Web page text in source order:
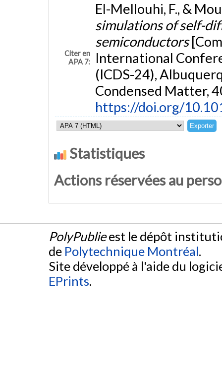
Citer en
APA 7:
El-Mellouhi, F., &
simulations of self-
semiconductors
International
(ICDS-24),
Condensed Matter,
https://doi.org/
Statistiques
Actions réservées au
PolyPublieest le dépôt
de Polytechnique Montréal.
Site développé à l'aide du
EPrints.